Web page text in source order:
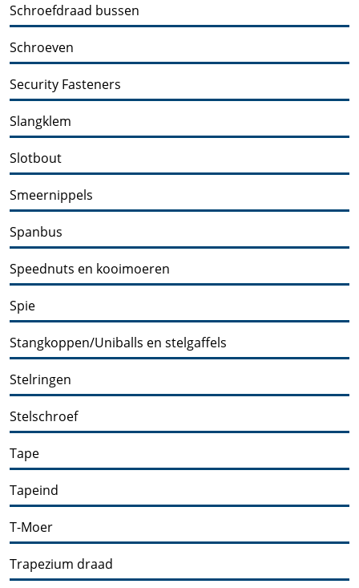
Schroefdraad bussen
Schroeven
Security Fasteners
Slangklem
Slotbout
Smeernippels
Spanbus
Speednuts en kooimoeren
Spie
Stangkoppen/Uniballs en stelgaffels
Stelringen
Stelschroef
Tape
Tapeind
T-Moer
Trapezium draad